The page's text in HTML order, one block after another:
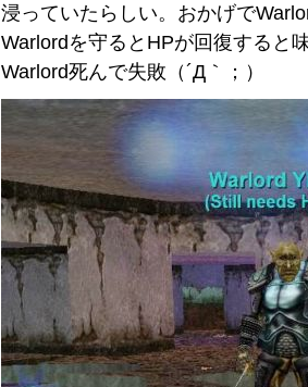
浸っていたらしい。おかげで
Warlordを守るとHPが回復すると
Warlord死んで失敗（´Д｀；）